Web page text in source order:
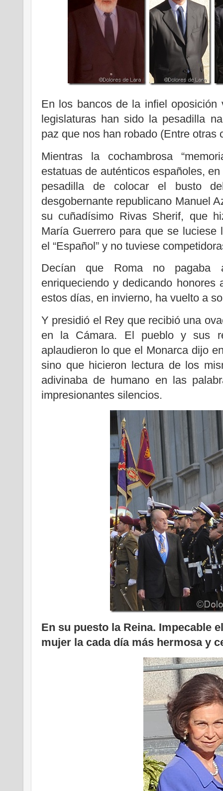
En los bancos de la infiel oposición
legislaturas han sido la pesadilla
paz que nos han robado (Entre otras
Mientras la cochambrosa
estatuas de auténticos españoles,
pesadilla de colocar el busto
desgobernante republicano Manuel
su cuñadísimo Rivas Sherif, que
María Guerrero para que se luciese
el “Español” y no tuviese
Decían que Roma no pagaba
enriqueciendo y dedicando honores
estos días, en invierno, ha vuelto a
Y presidió el Rey que recibió una
en la Cámara. El pueblo y sus
aplaudieron lo que el Monarca dijo
sino que hicieron lectura de los
adivinaba de humano en las
impresionantes silencios.
En su puesto la Reina. Impecable
mujer la cada día más hermosa y